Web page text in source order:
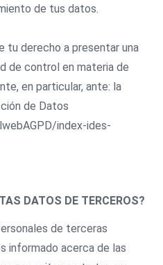
de tus datos.
tu derecho a presentar una
de control en materia de
en particular, ante: la
de Datos
index-ides-
DATOS DE TERCEROS?
de terceras
informado acerca de las